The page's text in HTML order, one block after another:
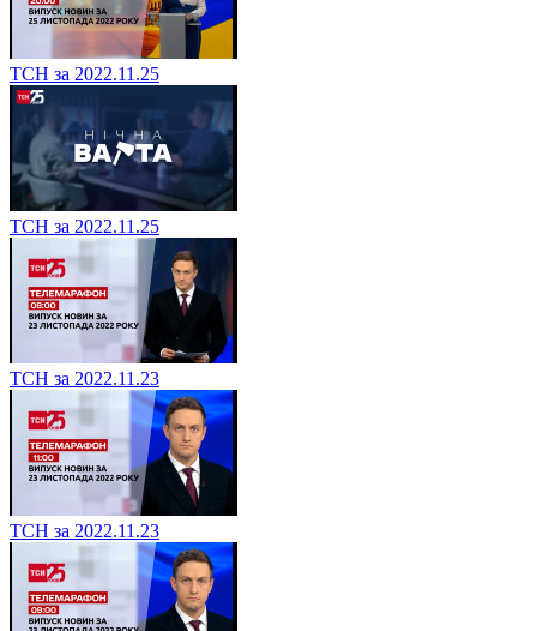
ТСН за 2022.11.25
ТСН за 2022.11.25
ТСН за 2022.11.23
ТСН за 2022.11.23